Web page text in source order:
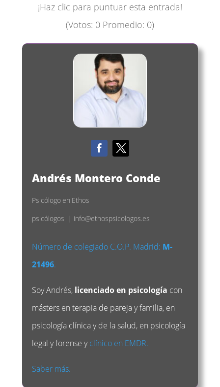
¡Haz clic para puntuar esta entrada!
(Votos: 0Promedio: 0)
Andrés Montero Conde
Psicólogo en Ethos
psicólogos | info@ethospsicologos.es
Número de colegiado C.O.P. Madrid: M-
21496.
Soy Andrés, licenciado en psicología con
másters en terapia de pareja y familia, en
psicología clínica y de la salud, en psicología
legal y forense yclínico en EMDR.
Saber más.